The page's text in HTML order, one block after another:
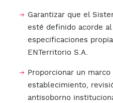
Garantizar que el
esté definido acorde
especificaciones
ENTerritorio S.A.
Proporcionar un
establecimiento,
antisoborno